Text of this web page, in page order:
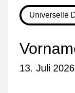
Universelle
13. Juli 2026